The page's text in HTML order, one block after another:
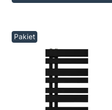
Pakiet